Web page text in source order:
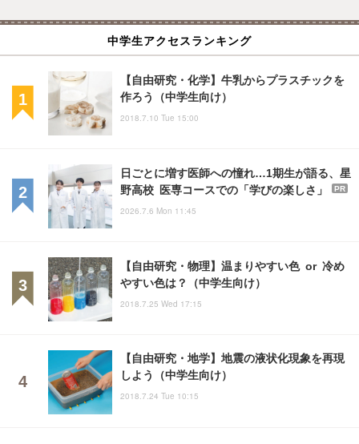
中学生アクセスランキング
【自由研究・化学】牛乳からプラスチックを
作ろう（中学生向け）
2018.7.10 Tue 15:00
日ごとに増す医師への憧れ…1期生が語る、星
野高校 医専コースでの「学びの楽しさ」
PR
2026.7.6 Mon 11:45
【自由研究・物理】温まりやすい色 or 冷め
やすい色は？（中学生向け）
2018.7.25 Wed 17:15
【自由研究・地学】地震の液状化現象を再現
しよう（中学生向け）
2018.7.24 Tue 10:15